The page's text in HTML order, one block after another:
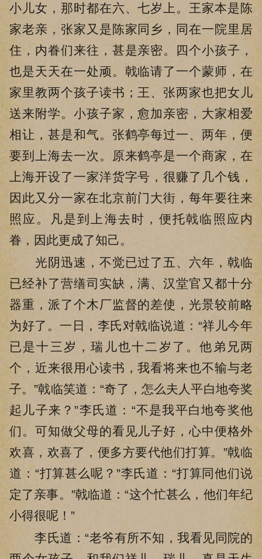
小儿女，那时都在六、七岁上。王家本是陈
家老亲，张家又是陈家同乡，同在一院里居
住，内眷们来往，甚是亲密。四个小孩子，
也是天天在一处顽。戟临请了一个蒙师，在
家里教两个孩子读书；王、张两家也把女儿
送来附学。小孩子家，愈加亲密，大家相爱
相让，甚是和气。张鹤亭每过一、两年，便
要到上海去一次。原来鹤亭是一个商家，在
上海开设了一家洋货字号，很赚了几个钱，
因此又分一家在北京前门大街，每年要往来
照应。凡是到上海去时，便托戟临照应内
眷，因此更成了知己。
光阴迅速，不觉已过了五、六年，戟临
已经补了营缮司实缺，满、汉堂官又都十分
器重，派了个木厂监督的差使，光景较前略
为好了。一日，李氏对戟临说道：“祥儿今年
已是十三岁，瑞儿也十二岁了。他弟兄两
个，近来很用心读书，我看将来也不输与老
子。”戟临笑道：“奇了，怎么夫人平白地夸奖
起儿子来？”李氏道：“不是我平白地夸奖他
们。可知做父母的看见儿子好，心中便格外
欢喜，欢喜了，便多方要代他们打算。”戟临
道：“打算甚么呢？”李氏道：“打算同他们说
定了亲事。”戟临道：“这个忙甚么，他们年纪
小得很呢！”
李氏道：“老爷有所不知，我看见同院的